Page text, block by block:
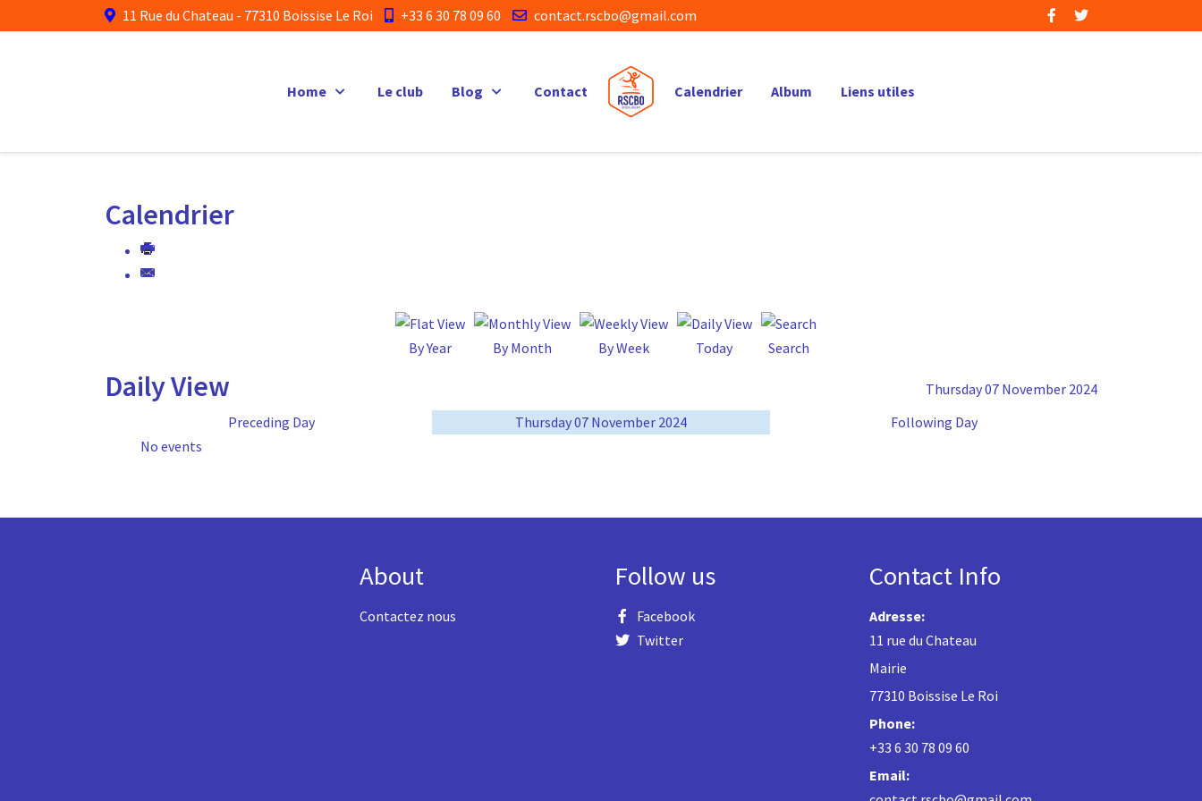
11 Rue du Chateau - 77310 Boissise Le Roi +33 6 30 78 09 60 contact.rscbo@gmail.com
Home Le club Blog Contact Calendrier Album Liens utiles
Calendrier
By Year By Month By Week Today Search
Daily View
Thursday 07 November 2024
Preceding Day
Thursday 07 November 2024
Following Day
No events
About
Contactez nous
Follow us
Facebook
Twitter
Contact Info
Adresse:
11 rue du Chateau
Mairie
77310 Boissise Le Roi
Phone:
+33 6 30 78 09 60
Email: